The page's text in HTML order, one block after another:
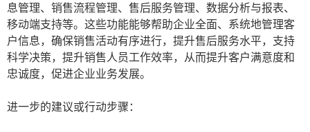
息管理、销售流程管理、售后服务管理、数据分析与报表、
移动端支持等。这些功能能够帮助企业全面、系统地管理客
户信息，确保销售活动有序进行，提升售后服务水平，支持
科学决策，提升销售人员工作效率，从而提升客户满意度和
忠诚度，促进企业业务发展。
进一步的建议或行动步骤：